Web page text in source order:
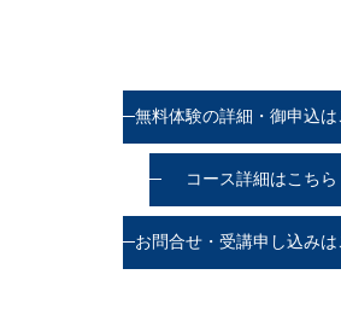
無料体験の詳細・御申込は
コース詳細はこちら
お問合せ・受講申し込みは